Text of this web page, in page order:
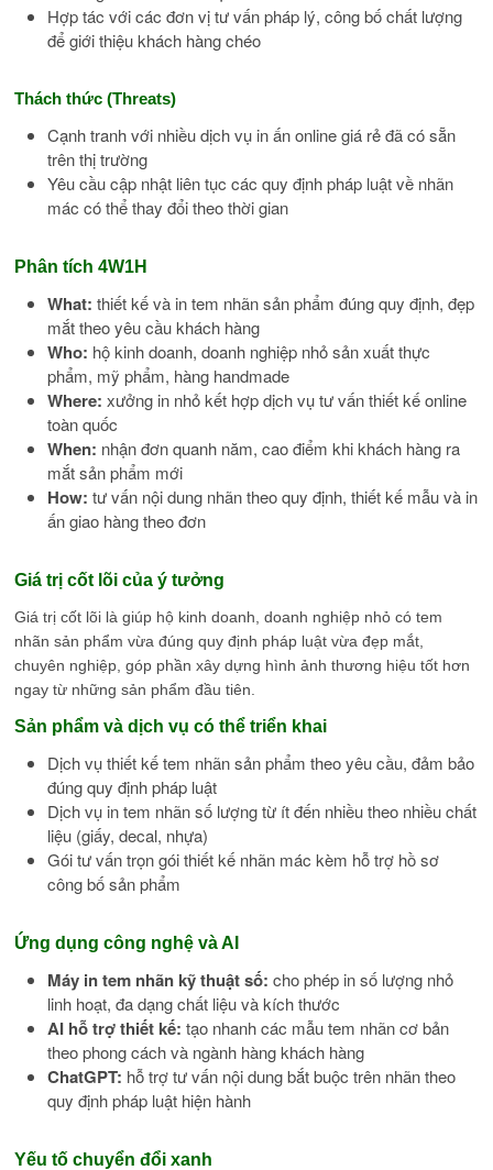
Hợp tác với các đơn vị tư vấn pháp lý, công bố chất lượng
để giới thiệu khách hàng chéo
Thách thức (Threats)
Cạnh tranh với nhiều dịch vụ in ấn online giá rẻ đã có sẵn
trên thị trường
Yêu cầu cập nhật liên tục các quy định pháp luật về nhãn
mác có thể thay đổi theo thời gian
Phân tích 4W1H
What: thiết kế và in tem nhãn sản phẩm đúng quy định, đẹp
mắt theo yêu cầu khách hàng
Who: hộ kinh doanh, doanh nghiệp nhỏ sản xuất thực
phẩm, mỹ phẩm, hàng handmade
Where: xưởng in nhỏ kết hợp dịch vụ tư vấn thiết kế online
toàn quốc
When: nhận đơn quanh năm, cao điểm khi khách hàng ra
mắt sản phẩm mới
How: tư vấn nội dung nhãn theo quy định, thiết kế mẫu và in
ấn giao hàng theo đơn
Giá trị cốt lõi của ý tưởng
Giá trị cốt lõi là giúp hộ kinh doanh, doanh nghiệp nhỏ có tem
nhãn sản phẩm vừa đúng quy định pháp luật vừa đẹp mắt,
chuyên nghiệp, góp phần xây dựng hình ảnh thương hiệu tốt hơn
ngay từ những sản phẩm đầu tiên.
Sản phẩm và dịch vụ có thể triển khai
Dịch vụ thiết kế tem nhãn sản phẩm theo yêu cầu, đảm bảo
đúng quy định pháp luật
Dịch vụ in tem nhãn số lượng từ ít đến nhiều theo nhiều chất
liệu (giấy, decal, nhựa)
Gói tư vấn trọn gói thiết kế nhãn mác kèm hỗ trợ hồ sơ
công bố sản phẩm
Ứng dụng công nghệ và AI
Máy in tem nhãn kỹ thuật số: cho phép in số lượng nhỏ
linh hoạt, đa dạng chất liệu và kích thước
AI hỗ trợ thiết kế: tạo nhanh các mẫu tem nhãn cơ bản
theo phong cách và ngành hàng khách hàng
ChatGPT: hỗ trợ tư vấn nội dung bắt buộc trên nhãn theo
quy định pháp luật hiện hành
Yếu tố chuyển đổi xanh